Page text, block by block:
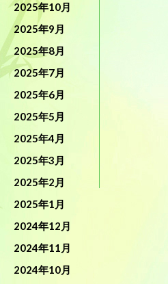
2025年10月
2025年9月
2025年8月
2025年7月
2025年6月
2025年5月
2025年4月
2025年3月
2025年2月
2025年1月
2024年12月
2024年11月
2024年10月